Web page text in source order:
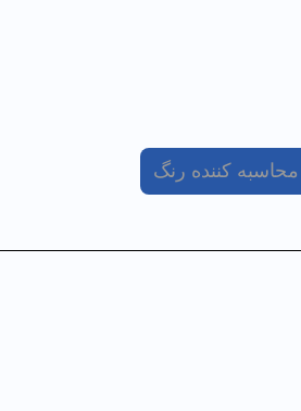
محاسبه کننده رنگ